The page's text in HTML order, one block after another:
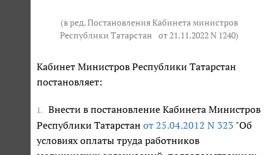
(в ред. Постановления Кабинета министров
Республики Татарстан
от 21.11.2022 N 1240)
Кабинет Министров Республики Татарстан
постановляет:
1.
Внести в постановление Кабинета Министров
Республики Татарстан от 25.04.2012 N 323 "Об
условиях оплаты труда работников